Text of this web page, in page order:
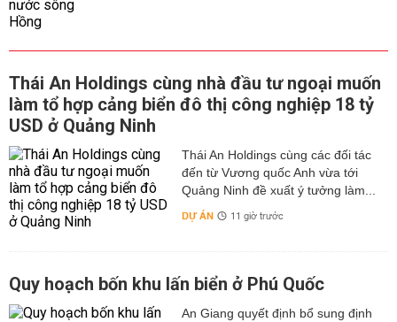
Thái An Holdings cùng nhà đầu tư ngoại muốn
làm tổ hợp cảng biển đô thị công nghiệp 18 tỷ
USD ở Quảng Ninh
Thái An Holdings cùng các đối tác
đến từ Vương quốc Anh vừa tới
Quảng Ninh đề xuất ý tưởng làm...
DỰ ÁN 11 giờ trước
Quy hoạch bốn khu lấn biển ở Phú Quốc
An Giang quyết định bổ sung định